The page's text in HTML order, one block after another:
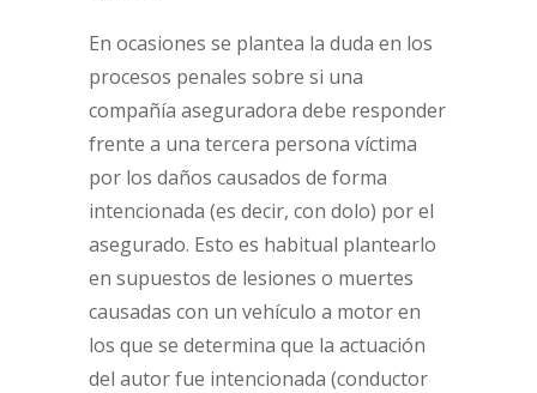
En ocasiones se plantea la duda en los
procesos penales sobre si una
compañía aseguradora debe responder
frente a una tercera persona víctima
por los daños causados ​​de forma
intencionada (es decir, con dolo) por el
asegurado. Esto es habitual plantearlo
en supuestos de lesiones o muertes
causadas con un vehículo a motor en
los que se determina que la actuación
del autor fue intencionada (conductor